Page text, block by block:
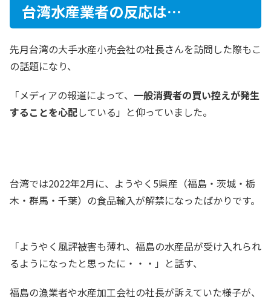
台湾水産業者の反応は…​
​先月台湾の大手水産小売会社の社長さんを訪問した際もこ
の話題になり、
「メディアの報道によって、 一般消費者の買い控えが発生
することを心配している」と仰っていました。
​台湾では2022年2月に、ようやく5県産（福島・茨城・栃
木・群馬・千葉）の食品輸入が解禁になったばかりです。
「ようやく風評被害も薄れ、福島の水産品が受け入れられ
るようになったと思ったに・・・」と話す、
福島の漁業者や水産加工会社の社長が訴えていた様子が、